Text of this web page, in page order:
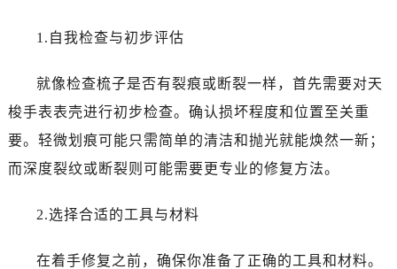
1.自我检查与初步评估
就像检查梳子是否有裂痕或断裂一样，首先需要对天
梭手表表壳进行初步检查。确认损坏程度和位置至关重
要。轻微划痕可能只需简单的清洁和抛光就能焕然一新；
而深度裂纹或断裂则可能需要更专业的修复方法。
2.选择合适的工具与材料
在着手修复之前，确保你准备了正确的工具和材料。